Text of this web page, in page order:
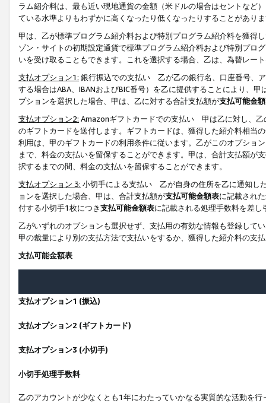
ラム紹介料は、最も近い現地通貨の金額（米ドルの場合はセントなど
ている水準よりもわずかに高くなったり低くなったりすることがあり
甲は、乙が標準プログラム紹介料および特別プログラム紹介料を獲得
ゾン・サイトの初期設定通貨で標準プログラム紹介料および特別プロ
いを受け取ることもできます。これを選択する場合、乙は、為替レー
支払オプション1: 銀行振込での支払い 乙が乙の銀行名、口座番号、
する場合はABA、IBANおよびBIC番号）を乙に提供することにより、
プションを選択した場合、甲は、乙に対する合計支払額が支払可能金
支払オプション2: Amazonギフトカードでの支払い 甲は乙に対し、乙
のギフトカードを送付します。ギフトカードは、獲得した紹介料相当
利用は、甲のギフトカードの利用条件に従います。乙がこのオプショ
まで、料金の支払いを留保することができます。甲は、合計支払額が
択するまでの間、料金の支払いを留保することができます。
支払オプション 3: 小切手による支払い 乙が自身の住所を乙に通知し
ョンを選択した場合、甲は、合計支払額が支払可能金額表に記載され
付する小切手1枚につき支払可能金額表に記載される処理手数料を差し
乙がいずれのオプションも選択せず、支払用の有効な情報も登録して
甲の裁量により別の支払方法で支払いをするか、獲得した紹介料の支
支払可能金額表
支払オプション1 (振込)
支払オプション2 (ギフトカード)
支払オプション3 (小切手)
小切手処理手数料
乙のアカウントが少なくとも1年にわたっていかなる実質的な活動を